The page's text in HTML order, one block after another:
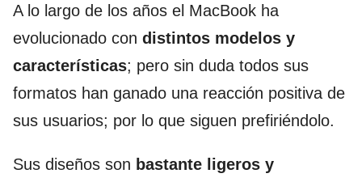
A lo largo de los años el MacBook ha
evolucionado con distintos modelos y
características; pero sin duda todos sus
formatos han ganado una reacción positiva de
sus usuarios; por lo que siguen prefiriéndolo.
Sus diseños son bastante ligeros y